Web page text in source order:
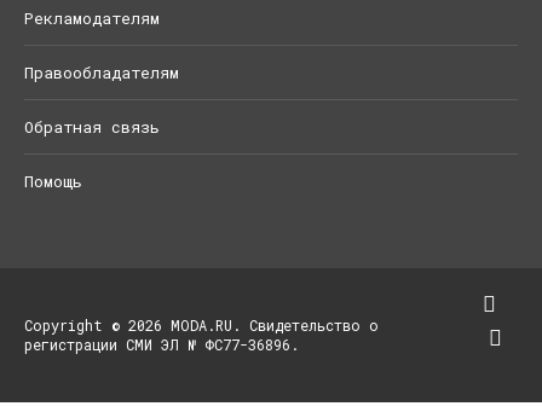
Рекламодателям
Правообладателям
Обратная связь
Помощь
Copyright © 2026 MODA.RU. Свидетельство о
регистрации СМИ ЭЛ № ФС77-36896.